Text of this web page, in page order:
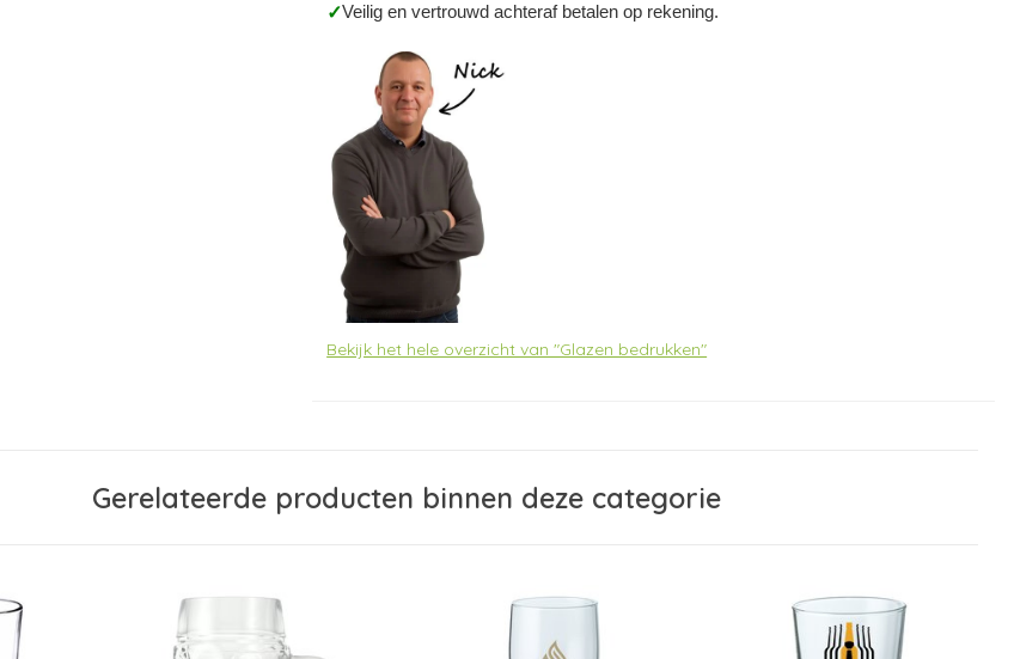
✓Veilig en vertrouwd achteraf betalen op rekening.
Bekijk het hele overzicht van "Glazen bedrukken"
Gerelateerde producten binnen deze categorie